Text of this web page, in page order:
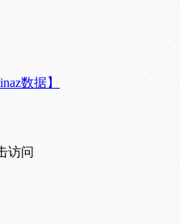
数据】
访问